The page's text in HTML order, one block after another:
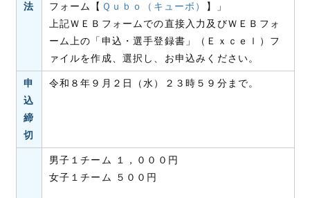
法
フォーム【 Ｑｕｂｏ（キューボ）
】」
上記ＷＥＢフォームでの直接入力及びＷＥＢフォ
ーム上の「申込・選手登録書」（Ｅｘｃｅｌ）フ
ァイルを作成、選択し、お申込みください。
申
込
締
切
令和８年９月２日（水）２３時５９分まで。
男子１チーム １，０００円
女子１チーム ５００円